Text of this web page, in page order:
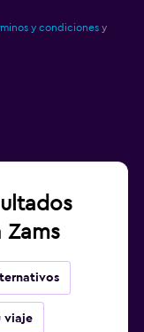
y condiciones y
Zams
viaje